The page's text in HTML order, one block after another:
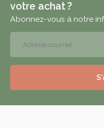
votre achat ?
Abonnez-vous à notre